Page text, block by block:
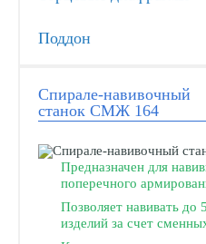
Поддон
Спирале-навивочный
станок СМЖ 164
Предназначен для
поперечного
Позволяет навивать до
изделий за счет